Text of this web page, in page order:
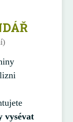
vysévat